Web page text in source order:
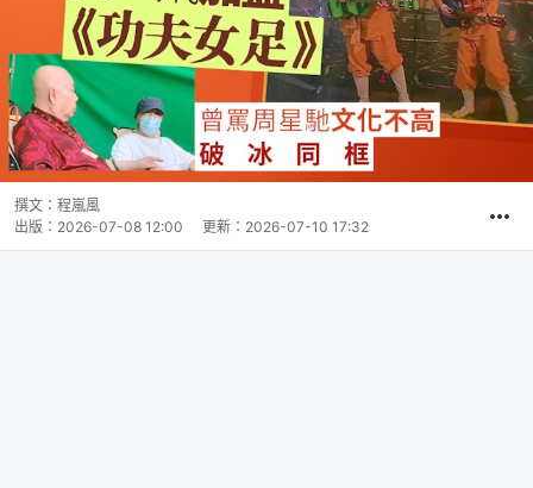
撰文： 程嵐風
出版： 2026-07-08 12:00 更新： 2026-07-10 17:32